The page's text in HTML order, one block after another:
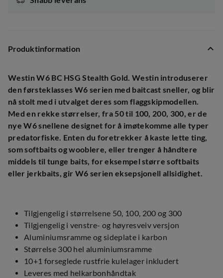
Produktinformation
Westin W6 BC HSG Stealth Gold. Westin introduserer
den førsteklasses W6 serien med baitcast sneller, og blir
nå stolt med i utvalget deres som flaggskipmodellen.
Med en rekke størrelser, fra 50 til 100, 200, 300, er de
nye W6 snellene designet for å imøtekomme alle typer
predatorfiske. Enten du foretrekker å kaste lette ting,
som softbaits og wooblere, eller trenger å håndtere
middels til tunge baits, for eksempel større softbaits
eller jerkbaits, gir W6 serien eksepsjonell allsidighet.
Tilgjengelig i størrelsene 50, 100, 200 og 300
Tilgjengelig i venstre- og høyresveiv versjon
Aluminiumsramme og sideplate i karbon
Størrelse 300 hel aluminiumsramme
10+1 forseglede rustfrie kulelager inkludert
Leveres med helkarbonhåndtak